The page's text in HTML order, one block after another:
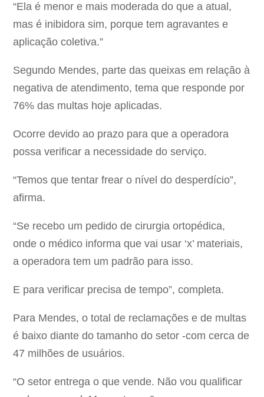
“Ela é menor e mais moderada do que a atual,
mas é inibidora sim, porque tem agravantes e
aplicação coletiva.”
Segundo Mendes, parte das queixas em relação à
negativa de atendimento, tema que responde por
76% das multas hoje aplicadas.
Ocorre devido ao prazo para que a operadora
possa verificar a necessidade do serviço.
“Temos que tentar frear o nível do desperdício”,
afirma.
“Se recebo um pedido de cirurgia ortopédica,
onde o médico informa que vai usar ‘x’ materiais,
a operadora tem um padrão para isso.
E para verificar precisa de tempo”, completa.
Para Mendes, o total de reclamações e de multas
é baixo diante do tamanho do setor -com cerca de
47 milhões de usuários.
“O setor entrega o que vende. Não vou qualificar